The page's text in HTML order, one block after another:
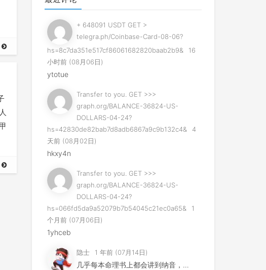
+ 648091 USDT GET >
telegra.ph/Coinbase-Card-08-06?
hs=8c7da351e517cf86061682820baab2b9&
16
小时前 (08月06日)
ytotue
Transfer to you. GET >>>
graph.org/BALANCE-36824-US-
DOLLARS-04-24?
hs=42830de82bab7d8adb6867a9c9b132c4&
4
天前 (08月02日)
hkxy4n
Transfer to you. GET >>>
graph.org/BALANCE-36824-US-
DOLLARS-04-24?
hs=066fd5da9a52079b7b54045c21ec0a65&
1
个月前 (07月06日)
1yhceb
隐士 1 年前 (07月14日)
几乎每本命理书上都会讲到纳音，但是其用法早已失传，许多易学家...